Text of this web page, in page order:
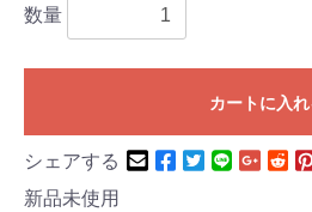
数量
カートに入れ
シェアする
新品未使用